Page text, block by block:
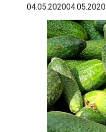
04.05.202004.05.2020